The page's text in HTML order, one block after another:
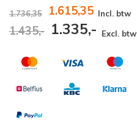
1.736,35 1.615,35 Incl. btw
1.435,- 1.335,- Excl. btw